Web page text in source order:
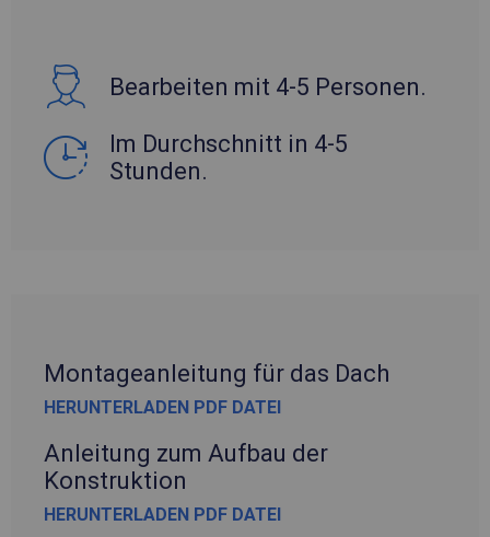
Bearbeiten mit 4-5 Personen.
Im Durchschnitt in 4-5
Stunden.
Montageanleitung für das Dach
HERUNTERLADEN PDF DATEI
Anleitung zum Aufbau der
Konstruktion
HERUNTERLADEN PDF DATEI